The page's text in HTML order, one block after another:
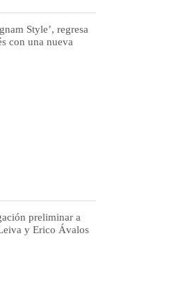
Style’, regresa
con una nueva
preliminar a
y Erico Ávalos